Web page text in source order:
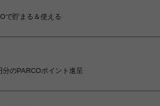
で貯まる＆使える
のPARCOポイント進呈